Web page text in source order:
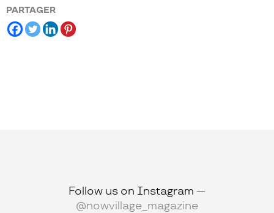
PARTAGER
Follow us on Instagram —
@nowvillage_magazine